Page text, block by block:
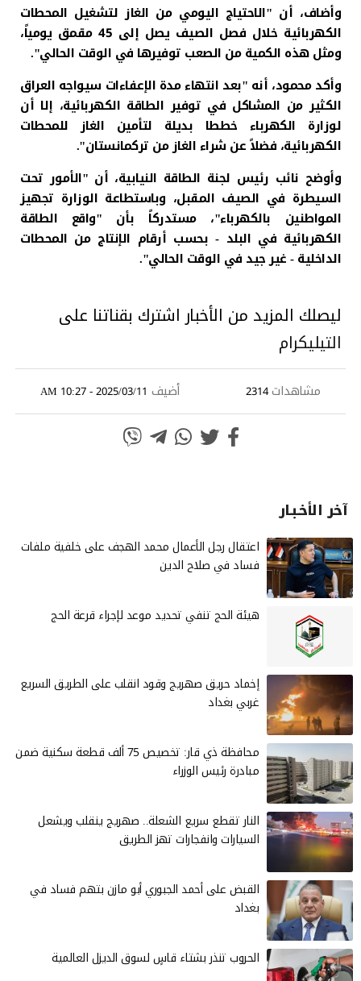
وأضاف، أن "الاحتياج اليومي من الغاز لتشغيل المحطات
الكهربائية خلال فصل الصيف يصل إلى 45 مقمق يومياً،
ومثل هذه الكمية من الصعب توفيرها في الوقت الحالي".
وأكد محمود، أنه "بعد انتهاء مدة الإعفاءات سيواجه العراق
الكثير من المشاكل في توفير الطاقة الكهربائية، إلا أن
لوزارة الكهرباء خططا بديلة لتأمين الغاز للمحطات
الكهربائية، فضلاً عن شراء الغاز من تركمانستان".
وأوضح نائب رئيس لجنة الطاقة النيابية، أن "الأمور تحت
السيطرة في الصيف المقبل، وباستطاعة الوزارة تجهيز
المواطنين بالكهرباء"، مستدركاً بأن "واقع الطاقة
الكهربائية في البلد - بحسب أرقام الإنتاج من المحطات
الداخلية - غير جيد في الوقت الحالي".
ليصلك المزيد من الأخبار اشترك بقناتنا على
التيليكرام
مشاهدات2314 أضيف 2025/03/11 - 10:27 AM
آخر الأخـبـار
‏اعتقال رجل الأعمال محمد الهجف على خلفية ملفات
فساد في صلاح الدين
هيئة الحج تنفي تحديد موعد لإجراء قرعة الحج
إخماد حريق صهريج وقود انقلب على الطريق السريع
غربي بغداد
محافظة ذي قار: تخصيص 75 ألف قطعة سكنية ضمن
مبادرة رئيس الوزراء
النار تقطع سريع الشعلة.. صهريج ينقلب ويشعل
السيارات وانفجارات تهز الطريق
القبض على أحمد الجبوري أبو مازن بتهم فساد في
بغداد
الحروب تنذر بشتاء قاسٍ لسوق الديزل العالمية